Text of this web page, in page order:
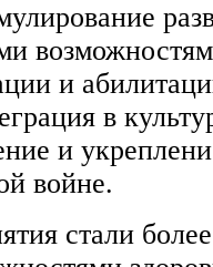
и
в
и
войне.
стали